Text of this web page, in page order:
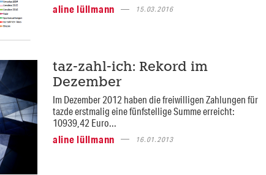
aline lüllmann
15.03.2016
taz-zahl-ich: Rekord im
Dezember
Im Dezember 2012 haben die freiwilligen Zahlungen für
tazde erstmalig eine fünfstellige Summe erreicht:
10939,42 Euro...
aline lüllmann
16.01.2013